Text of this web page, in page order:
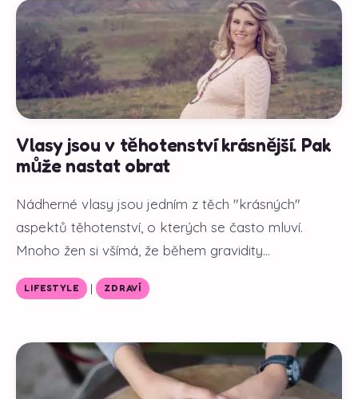
Vlasy jsou v těhotenství krásnější. Pak
může nastat obrat
Nádherné vlasy jsou jedním z těch "krásných"
aspektů těhotenství, o kterých se často mluví.
Mnoho žen si všímá, že během gravidity...
LIFESTYLE | ZDRAVÍ